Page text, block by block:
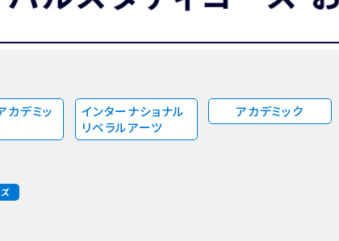
カデミッ
インターナショナル
リベラルアーツ
アカデミック